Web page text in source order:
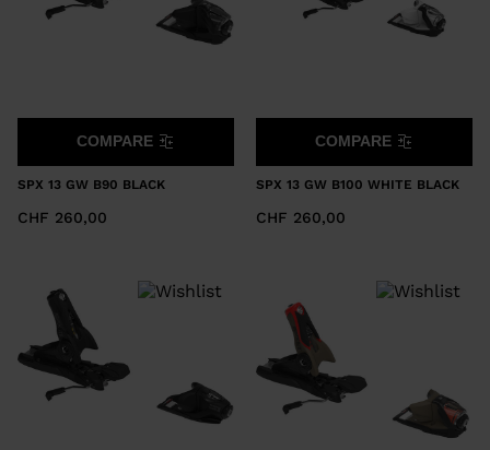
SPX 13 GW B90 BLACK
CHF 260,00
COMPARE
SPX 13 GW B100 WHITE BLACK
CHF 260,00
COMPARE